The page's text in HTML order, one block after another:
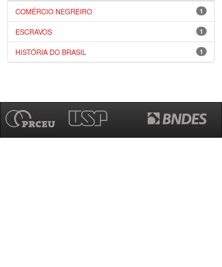
1
COMÉRCIO NEGREIRO
1
ESCRAVOS
1
HISTÓRIA DO BRASIL